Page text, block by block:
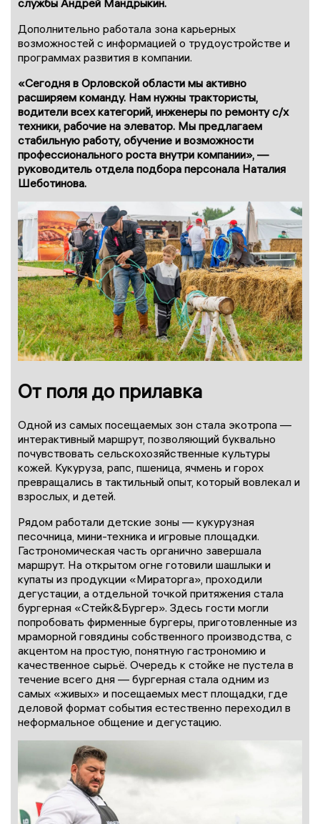
Дополнительно работала зона карьерных
возможностей с информацией о трудоустройстве и
программах развития в компании.
«Сегодня в Орловской области мы активно
расширяем команду. Нам нужны трактористы,
водители всех категорий, инженеры по ремонту с/х
техники, рабочие на элеватор. Мы предлагаем
стабильную работу, обучение и возможности
профессионального роста внутри компании», —
руководитель отдела подбора персонала Наталия
Шеботинова.
От поля до прилавка
Одной из самых посещаемых зон стала экотропа —
интерактивный маршрут, позволяющий буквально
почувствовать сельскохозяйственные культуры
кожей. Кукуруза, рапс, пшеница, ячмень и горох
превращались в тактильный опыт, который вовлекал и
взрослых, и детей.
Рядом работали детские зоны — кукурузная
песочница, мини-техника и игровые площадки.
Гастрономическая часть органично завершала
маршрут. На открытом огне готовили шашлыки и
купаты из продукции «Мираторга», проходили
дегустации, а отдельной точкой притяжения стала
бургерная «Стейк&Бургер». Здесь гости могли
попробовать фирменные бургеры, приготовленные из
мраморной говядины собственного производства, с
акцентом на простую, понятную гастрономию и
качественное сырьё. Очередь к стойке не пустела в
течение всего дня — бургерная стала одним из
самых «живых» и посещаемых мест площадки, где
деловой формат события естественно переходил в
неформальное общение и дегустацию.